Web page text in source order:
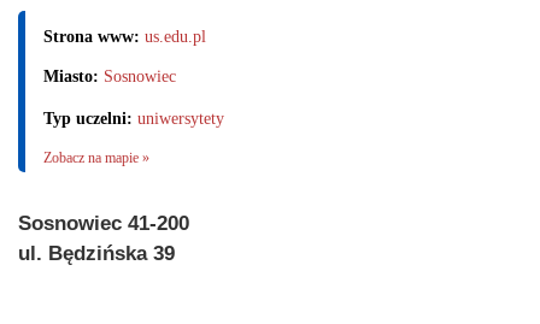
Strona www: us.edu.pl
Miasto: Sosnowiec
Typ uczelni: uniwersytety
Zobacz na mapie »
Sosnowiec 41-200
ul. Będzińska 39